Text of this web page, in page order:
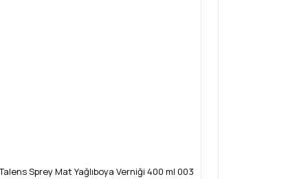
Talens Sprey Mat Yağlıboya Verniği 400 ml 003